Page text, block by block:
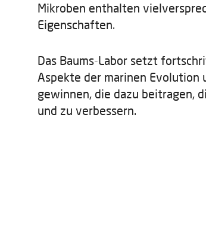
Mikroben enthalten
Eigenschaften.
Das Baums-Labor setzt
Aspekte der marinen Evolution
gewinnen, die dazu beitragen,
und zu verbessern.